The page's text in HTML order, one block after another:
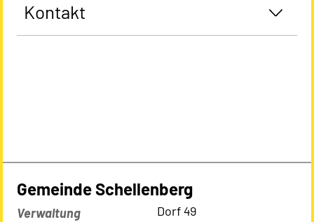
Kontakt
Gemeinde Schellenberg
Verwaltung
Dorf 49